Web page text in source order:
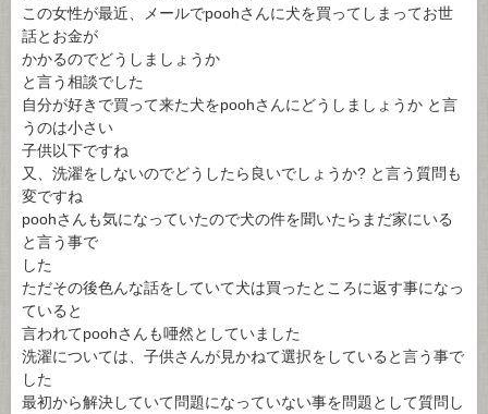
この女性が最近、メールでpoohさんに犬を買ってしまってお世
話とお金が
かかるのでどうしましょうか
と言う相談でした
自分が好きで買って来た犬をpoohさんにどうしましょうか と言
うのは小さい
子供以下ですね
又、洗濯をしないのでどうしたら良いでしょうか? と言う質問も
変ですね
poohさんも気になっていたので犬の件を聞いたらまだ家にいる
と言う事で
した
ただその後色んな話をしていて犬は買ったところに返す事になっ
ていると
言われてpoohさんも唖然としていました
洗濯については、子供さんが見かねて選択をしていると言う事で
した
最初から解決していて問題になっていない事を問題として質問し